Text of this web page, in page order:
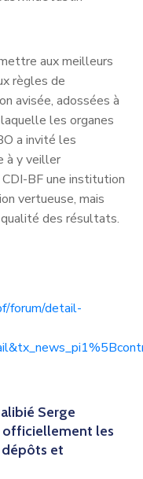
aux meilleurs
règles de
avisée, adossées à
les organes
a invité les
à y veiller
BF une institution
vertueuse, mais
des résultats.
forum/detail-
Serge
officiellement les
dépôts et